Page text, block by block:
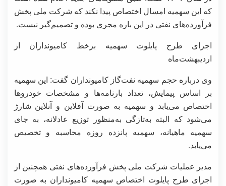
که این سهمیه امسال اختصاص پیدا نکند که شرکت ملی پخش
فرآورده‌های نفتی در این باره مجری بوده و تصمیم‌گیر نیست.
اجرای طرح پایلوت سهمیه برخط کامیونداران از
اردیبهشت‌ماه
وی درباره حجم سهمیه نفت‌گاز کامیونداران گفت: این سهمیه
بر اساس پیمایش، تعداد بارنامه‌ها و مشخصات خودروها
اختصاص می‌یابد و سهمیه به صورت آفلاین و آنلاین شارژ
می‌شود که البته به‌تازگی به‌منظور توزیع عادلانه، به جای
سهمیه ماهیانه، سهمیه پانزده روزه محاسبه و تخصیص
می‌یابد.
مدیر عملیات شرکت ملی پخش فرآورده‌های نفتی همچنین از
اجرای طرح پایلوت اختصاص سهمیه کامیونداران به صورت